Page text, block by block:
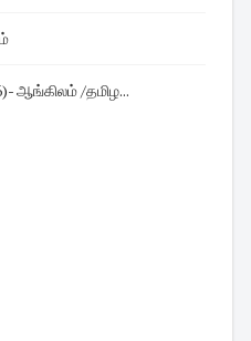
ஆங்கிலம் /தமிழ...